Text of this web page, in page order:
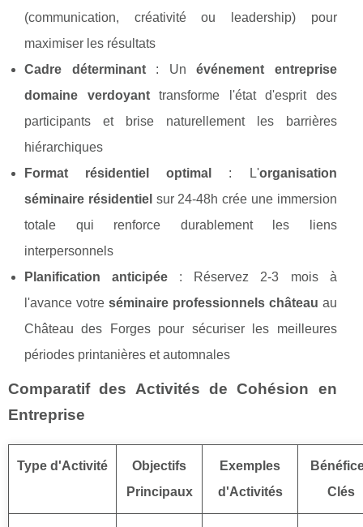
(communication, créativité ou leadership) pour
maximiser les résultats
Cadre déterminant: Unévénement entreprise
domaine verdoyanttransforme l'état d'esprit des
participants et brise naturellement les barrières
hiérarchiques
Format résidentiel optimal
: L'organisation
séminaire résidentiel sur 24-48h crée une immersion
totale qui renforce durablement les liens
interpersonnels
Planification anticipée : Réservez 2-3 mois à
l'avance votre séminaire professionnels château au
Château des Forges pour sécuriser les meilleures
périodes printanières et automnales
Comparatif des Activités de Cohésion en
Entreprise
Type d'Activité
Objectifs
Principaux
Exemples
d'Activités
Clés